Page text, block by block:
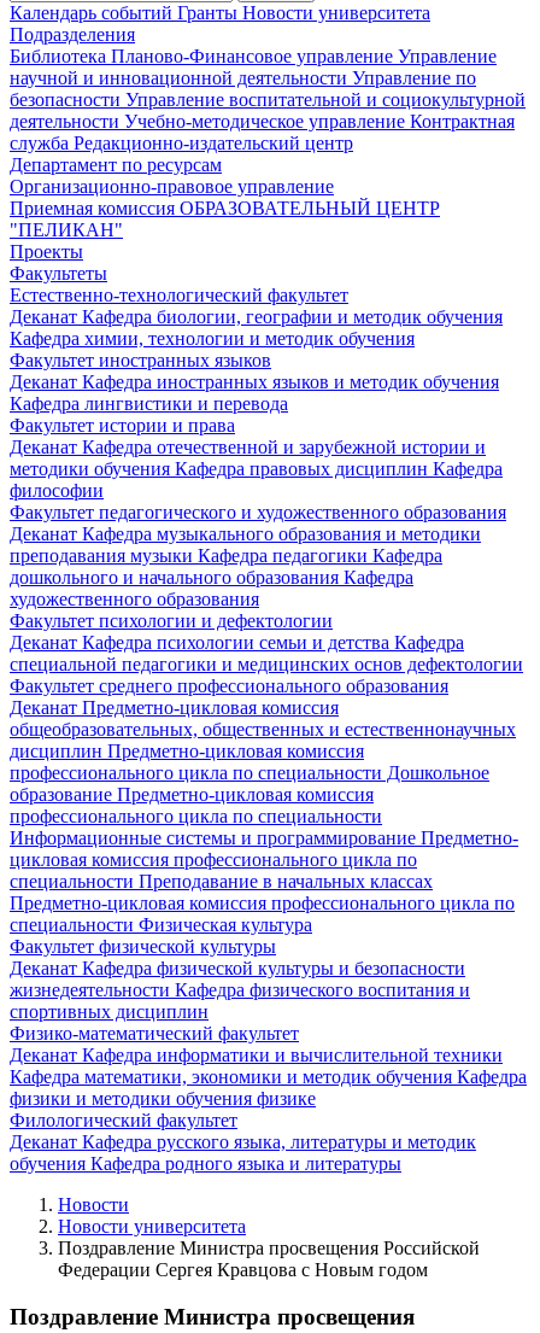
Календарь событий Гранты Новости университета
Подразделения
Библиотека Планово-Финансовое управление Управление
научной и инновационной деятельности Управление по
безопасности Управление воспитательной и социокультурной
деятельности Учебно-методическое управление Контрактная
служба Редакционно-издательский центр
Департамент по ресурсам
Организационно-правовое управление
Приемная комиссия ОБРАЗОВАТЕЛЬНЫЙ ЦЕНТР
"ПЕЛИКАН"
Проекты
Факультеты
Естественно-технологический факультет
Деканат Кафедра биологии, географии и методик обучения
Кафедра химии, технологии и методик обучения
Факультет иностранных языков
Деканат Кафедра иностранных языков и методик обучения
Кафедра лингвистики и перевода
Факультет истории и права
Деканат Кафедра отечественной и зарубежной истории и
методики обучения Кафедра правовых дисциплин Кафедра
философии
Факультет педагогического и художественного образования
Деканат Кафедра музыкального образования и методики
преподавания музыки Кафедра педагогики Кафедра
дошкольного и начального образования Кафедра
художественного образования
Факультет психологии и дефектологии
Деканат Кафедра психологии семьи и детства Кафедра
специальной педагогики и медицинских основ дефектологии
Факультет среднего профессионального образования
Деканат Предметно-цикловая комиссия
общеобразовательных, общественных и естественнонаучных
дисциплин Предметно-цикловая комиссия
профессионального цикла по специальности Дошкольное
образование Предметно-цикловая комиссия
профессионального цикла по специальности
Информационные системы и программирование Предметно-
цикловая комиссия профессионального цикла по
специальности Преподавание в начальных классах
Предметно-цикловая комиссия профессионального цикла по
специальности Физическая культура
Факультет физической культуры
Деканат Кафедра физической культуры и безопасности
жизнедеятельности Кафедра физического воспитания и
спортивных дисциплин
Физико-математический факультет
Деканат Кафедра информатики и вычислительной техники
Кафедра математики, экономики и методик обучения Кафедра
физики и методики обучения физике
Филологический факультет
Деканат Кафедра русского языка, литературы и методик
обучения Кафедра родного языка и литературы
Новости
Новости университета
Поздравление Министра просвещения Российской
Федерации Сергея Кравцова с Новым годом
Поздравление Министра просвещения